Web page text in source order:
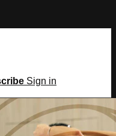
Sign in